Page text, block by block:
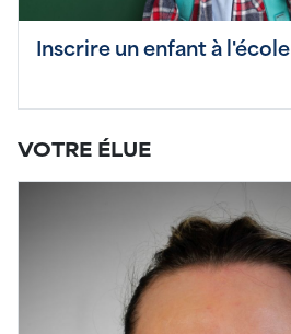
Inscrire un enfant à l'école
VOTRE ÉLUE